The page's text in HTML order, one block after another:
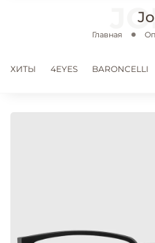
Главная
ХИТЫ 4EYES BARONCELLI